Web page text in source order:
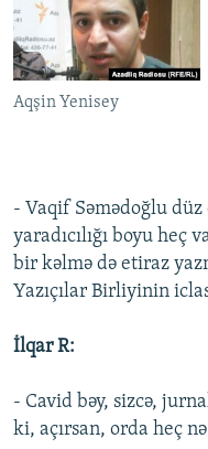
Aqşin Yenisey
- Vaqif Səmədoğlu
yaradıcılığı boyu heç
bir kəlmə də etiraz
Yazıçılar Birliyinin
İlqar R:
- Cavid bəy, sizcə,
ki, açırsan, orda heç